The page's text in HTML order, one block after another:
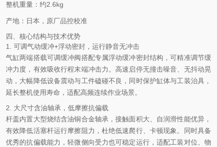
整机重量：约2.6kg
产地：日本，原厂品控校准
四、核心结构与技术优势
1. 可调气动缓冲+浮动密封，运行静音无冲击
气缸两端搭载可调缓冲阀搭配专属浮动缓冲密封结构，可精准调节缓
冲力度，有效吸收行程末端冲击力。高速启停无撞击噪音、无抖动晃
动，大幅降低设备震动与工件磕碰不良，同时保护缸体与工装治具，
延长整机使用寿命，适配高频连续作业场景。
2. 大尺寸含油轴承，低摩擦抗偏载
杆盖内置大型烧结含油铜合金轴承，接触面积大、自润滑性能优异，
有效降低活塞杆运行摩擦阻力，杜绝低速爬行、卡顿现象。同时具备
优秀的抗偏载能力，轻微侧向受力也可稳定运行，适配工装对位、物